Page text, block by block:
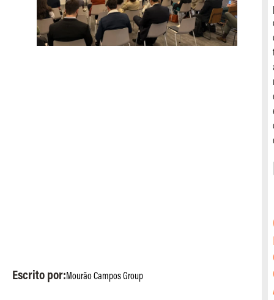
Escrito por:Mourão Campos Group